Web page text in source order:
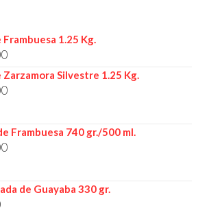
Frambuesa 1.25 Kg.
Zarzamora Silvestre 1.25 Kg.
Frambuesa 740 gr./500 ml.
de Guayaba 330 gr.